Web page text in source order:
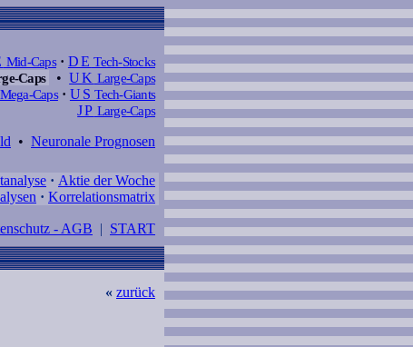
Mid-Caps · DE Tech-Stocks
Caps •UK Large-Caps
Mega-Caps · US Tech-Giants
JP Large-Caps
• Neuronale Prognosen
· Aktie der Woche
· Korrelationsmatrix
« zurück
- AGB | START